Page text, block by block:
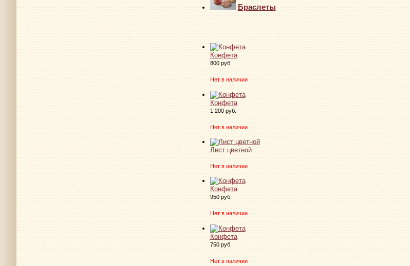
Браслеты
Конфета
800 руб.
Нет в наличии
Конфета
1 200 руб.
Нет в наличии
Лист цветной
Нет в наличии
Конфета
950 руб.
Нет в наличии
Конфета
750 руб.
Нет в наличии